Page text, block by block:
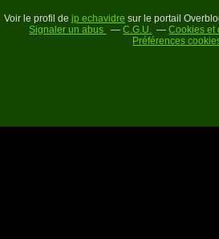
Voir le profil de jp echavidre sur le portail
Signaler un abus
C.G.U.
Cookies et
Préférences